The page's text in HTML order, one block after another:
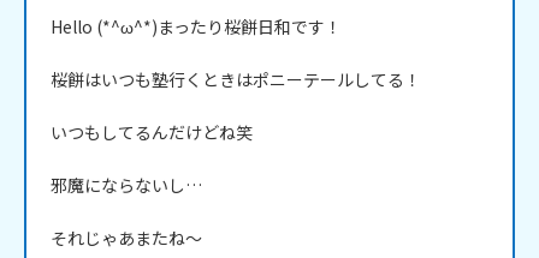
Hello (*^ω^*)まったり桜餅日和です！
桜餅はいつも塾行くときはポニーテールしてる！
いつもしてるんだけどね笑
邪魔にならないし…
それじゃあまたね～